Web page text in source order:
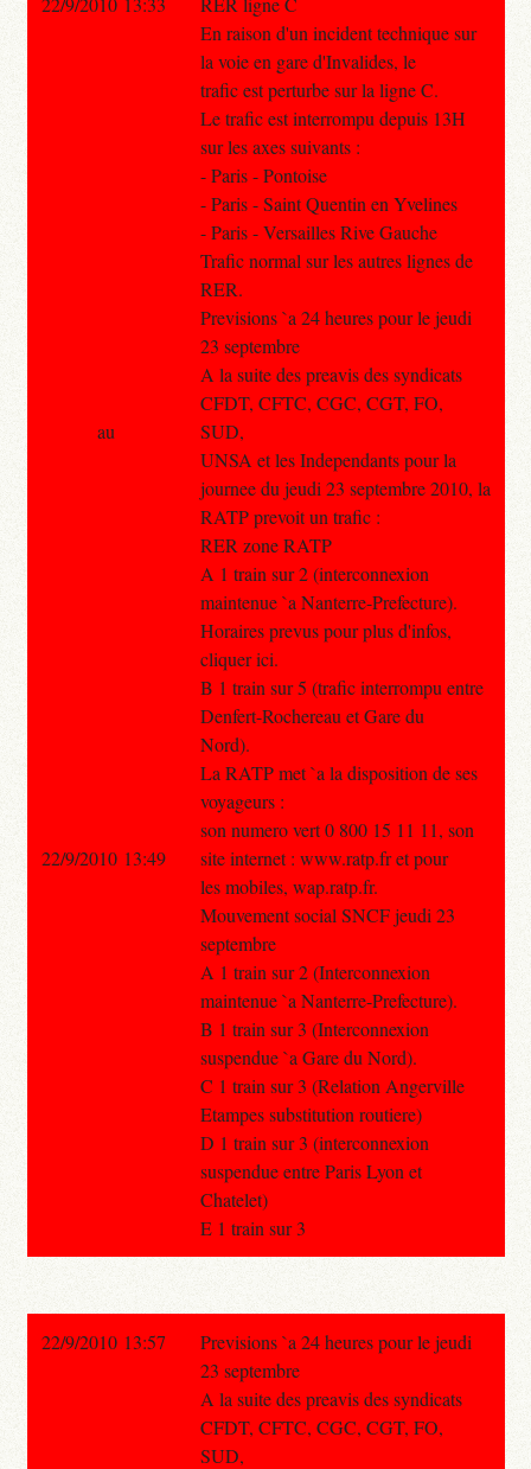
En raison d'un incident technique sur
la voie en gare d'Invalides, le
trafic est perturbe sur la ligne C.
Le trafic est interrompu depuis 13H
sur les axes suivants :
- Paris - Pontoise
- Paris - Saint Quentin en Yvelines
- Paris - Versailles Rive Gauche
Trafic normal sur les autres lignes de
RER.
Previsions `a 24 heures pour le jeudi
23 septembre
A la suite des preavis des syndicats
CFDT, CFTC, CGC, CGT, FO,
SUD,
UNSA et les Independants pour la
journee du jeudi 23 septembre 2010, la
RATP prevoit un trafic :
RER zone RATP
A 1 train sur 2 (interconnexion
maintenue `a Nanterre-Prefecture).
Horaires prevus pour plus d'infos,
cliquer ici.
B 1 train sur 5 (trafic interrompu entre
Denfert-Rochereau et Gare du
Nord).
La RATP met `a la disposition de ses
voyageurs :
son numero vert 0 800 15 11 11, son
site internet : www.ratp.fr et pour
les mobiles, wap.ratp.fr.
Mouvement social SNCF jeudi 23
septembre
A 1 train sur 2 (Interconnexion
maintenue `a Nanterre-Prefecture).
B 1 train sur 3 (Interconnexion
suspendue `a Gare du Nord).
C 1 train sur 3 (Relation Angerville
Etampes substitution routiere)
D 1 train sur 3 (interconnexion
suspendue entre Paris Lyon et
Chatelet)
E 1 train sur 3
au
22/9/2010 13:49
22/9/2010 13:57
Previsions `a 24 heures pour le jeudi
23 septembre
A la suite des preavis des syndicats
CFDT, CFTC, CGC, CGT, FO,
SUD,